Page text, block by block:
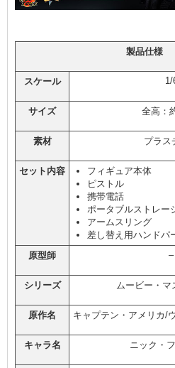
製品仕様
スケール 1/
サイズ 全高：
素材 プラス
セット内容
フィギュア本体
ピストル
携帯電話
ポータブルストレー
アームスリング
差し替え用ハンドパ
原型師
–
シリーズ ムービー・マ
原作名 キャプテン・アメリカ/
キャラ名 ニック・